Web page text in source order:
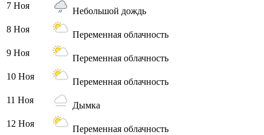
7 Ноя
Небольшой дождь
8 Ноя
Переменная облачность
9 Ноя
Переменная облачность
10 Ноя
Переменная облачность
11 Ноя
Дымка
12 Ноя
Переменная облачность